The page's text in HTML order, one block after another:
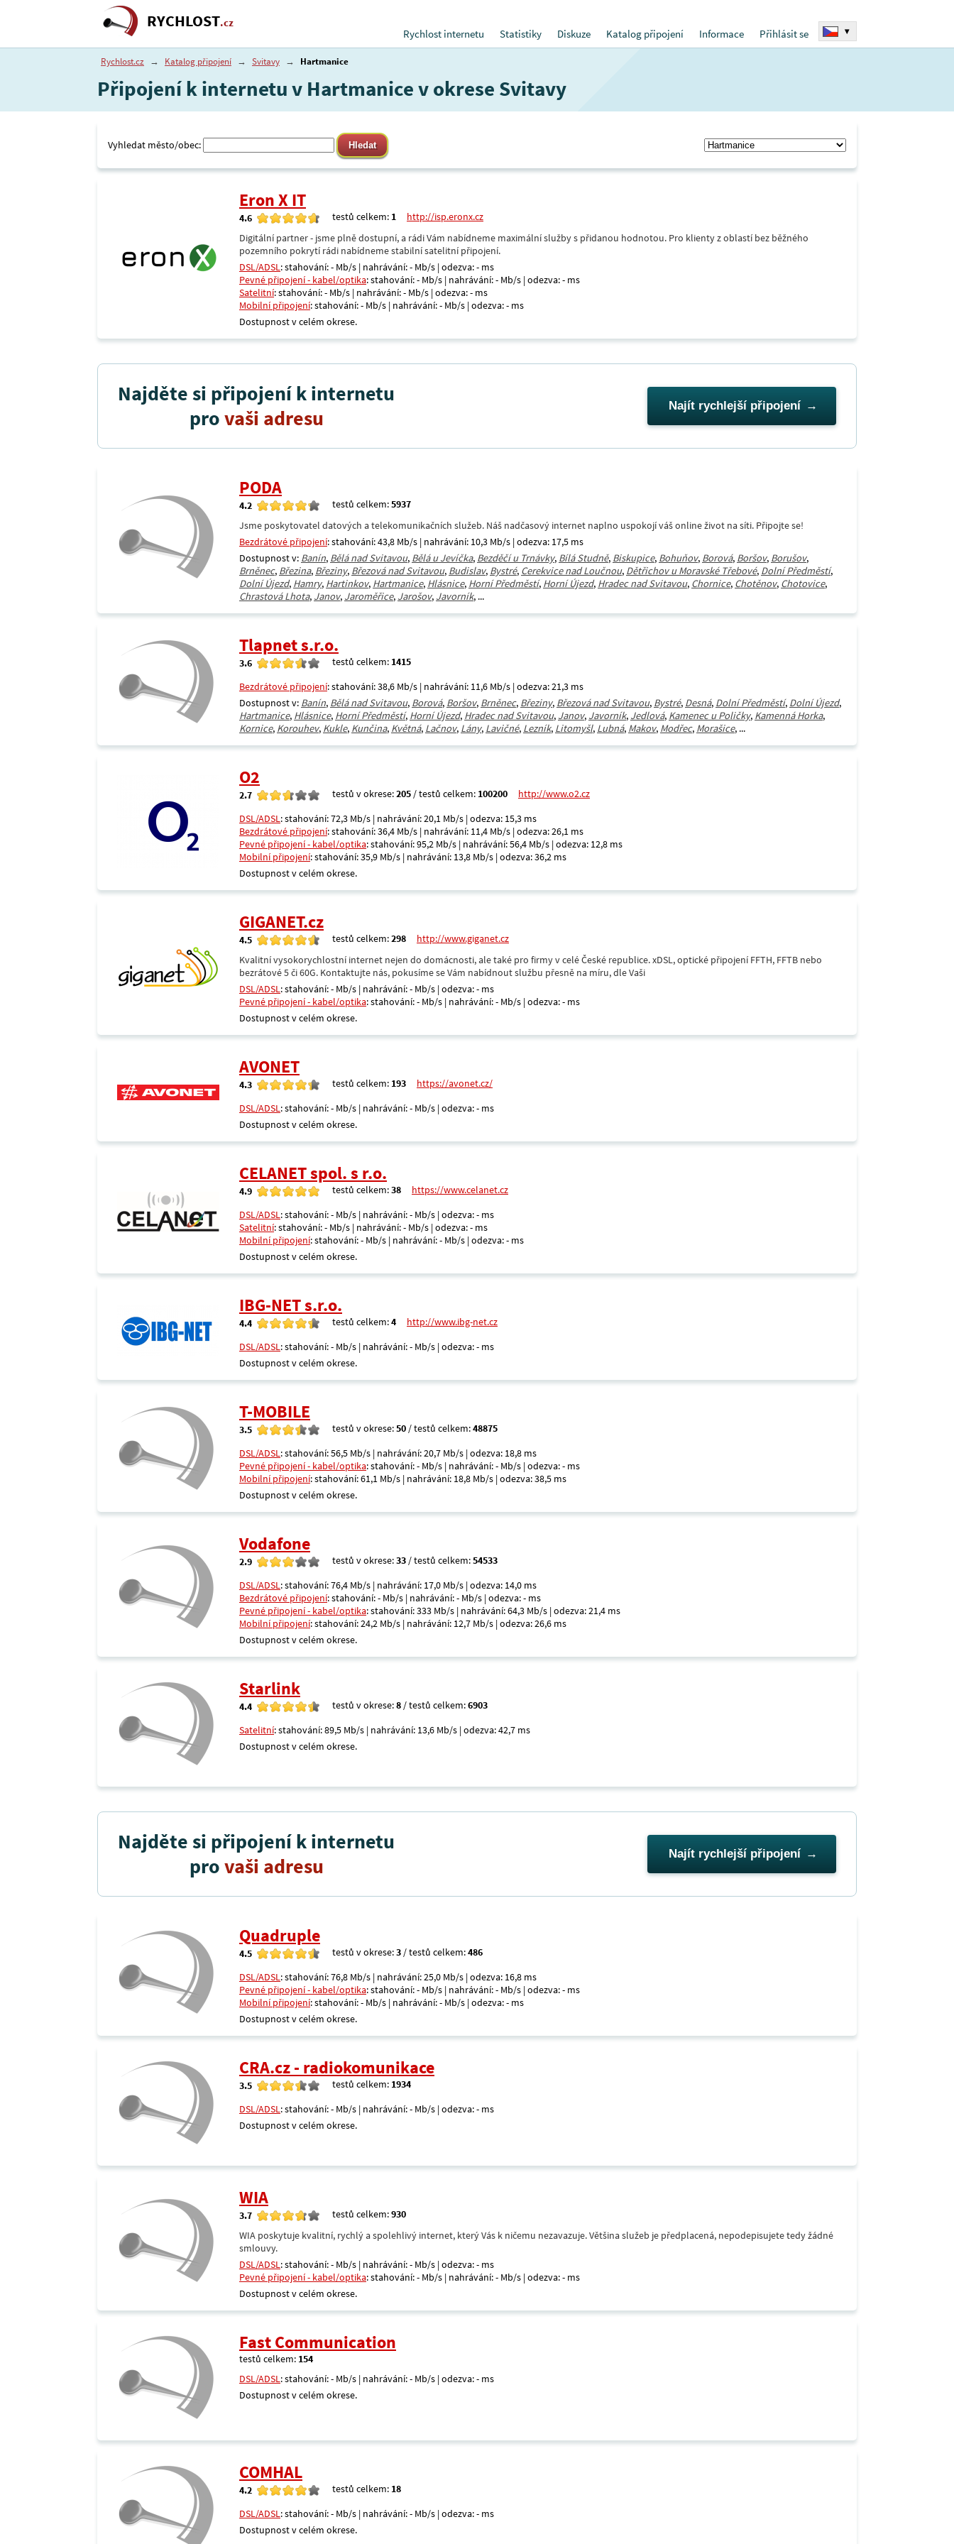
RYCHLOST.cz
Rychlost internetu
Statistiky Diskuze Katalog připojení Informace Přihlásit se ▾
Rychlost.cz → Katalog připojení → Svitavy → Hartmanice
Připojení k internetu v Hartmanice v okrese Svitavy
Vyhledat město/obec:
Eron X IT
4.6 testů celkem: 1
http://isp.eronx.cz
Digitální partner - jsme plně dostupní, a rádi Vám nabídneme maximální služby s přidanou hodnotou. Pro klienty z oblastí bez běžného
pozemního pokrytí rádi nabídneme stabilní satelitní připojení.
DSL/ADSL: stahování: - Mb/s | nahrávání: - Mb/s | odezva: - ms
Pevné připojení - kabel/optika: stahování: - Mb/s | nahrávání: - Mb/s | odezva: - ms
Satelitní: stahování: - Mb/s | nahrávání: - Mb/s | odezva: - ms
Mobilní připojení: stahování: - Mb/s | nahrávání: - Mb/s | odezva: - ms
Dostupnost v celém okrese.
Najděte si připojení k internetu
provaši adresu Najít rychlejší připojení
PODA
4.2 testů celkem:5937
Jsme poskytovatel datových a telekomunikačních služeb. Náš nadčasový internet naplno uspokojí váš online život na síti. Připojte se!
Bezdrátové připojení: stahování: 43,8 Mb/s | nahrávání: 10,3 Mb/s | odezva: 17,5 ms
Dostupnost v: Banín, Bělá nad Svitavou, Bělá u Jevíčka, Bezděčí u Trnávky, Bílá Studně, Biskupice, Bohuňov, Borová, Boršov, Borušov,
Brněnec, Březina, Březiny, Březová nad Svitavou, Budislav, Bystré, Cerekvice nad Loučnou, Dětřichov u Moravské Třebové, Dolní Předměstí,
Dolní Újezd, Hamry, Hartinkov, Hartmanice, Hlásnice, Horní Předměstí, Horní Újezd, Hradec nad Svitavou, Chornice, Chotěnov, Chotovice,
Chrastová Lhota, Janov, Jaroměřice, Jarošov, Javorník, ...
Tlapnet s.r.o.
3.6 testů celkem: 1415
Bezdrátové připojení: stahování: 38,6 Mb/s | nahrávání: 11,6 Mb/s | odezva: 21,3 ms
Dostupnost v: Banín, Bělá nad Svitavou, Borová, Boršov, Brněnec, Březiny, Březová nad Svitavou, Bystré, Desná, Dolní Předměstí, Dolní Újezd,
Hartmanice, Hlásnice, Horní Předměstí, Horní Újezd, Hradec nad Svitavou, Janov, Javorník, Jedlová, Kamenec u Poličky, Kamenná Horka,
Kornice, Korouhev, Kukle, Kunčina, Květná, Lačnov, Lány, Lavičné, Lezník, Litomyšl, Lubná, Makov, Modřec, Morašice, ...
O2
2.7 testů v okrese:205 / testů celkem: 100200
http://www.o2.cz
DSL/ADSL: stahování: 72,3 Mb/s | nahrávání: 20,1 Mb/s | odezva: 15,3 ms
Bezdrátové připojení: stahování: 36,4 Mb/s | nahrávání: 11,4 Mb/s | odezva: 26,1 ms
Pevné připojení - kabel/optika: stahování: 95,2 Mb/s | nahrávání: 56,4 Mb/s | odezva: 12,8 ms
Mobilní připojení: stahování: 35,9 Mb/s | nahrávání: 13,8 Mb/s | odezva: 36,2 ms
Dostupnost v celém okrese.
GIGANET.cz
4.5 testů celkem:298
http://www.giganet.cz
Kvalitní vysokorychlostní internet nejen do domácnosti, ale také pro firmy v celé České republice. xDSL, optické připojení FFTH, FFTB nebo
bezrátové 5 či 60G. Kontaktujte nás, pokusíme se Vám nabídnout službu přesně na míru, dle Vaši
DSL/ADSL: stahování: - Mb/s | nahrávání: - Mb/s | odezva: - ms
Pevné připojení - kabel/optika: stahování: - Mb/s | nahrávání: - Mb/s | odezva: - ms
Dostupnost v celém okrese.
AVONET
4.3 testů celkem: 193
https://avonet.cz/
DSL/ADSL: stahování: - Mb/s | nahrávání: - Mb/s | odezva: - ms
Dostupnost v celém okrese.
CELANET spol. s r.o.
4.9 testů celkem:38
https://www.celanet.cz
DSL/ADSL: stahování: - Mb/s | nahrávání: - Mb/s | odezva: - ms
Satelitní: stahování: - Mb/s | nahrávání: - Mb/s | odezva: - ms
Mobilní připojení: stahování: - Mb/s | nahrávání: - Mb/s | odezva: - ms
Dostupnost v celém okrese.
IBG-NET s.r.o.
4.4 testů celkem:4
http://www.ibg-net.cz
DSL/ADSL: stahování: - Mb/s | nahrávání: - Mb/s | odezva: - ms
Dostupnost v celém okrese.
T-MOBILE
3.5 testů v okrese:50 / testů celkem:48875
DSL/ADSL: stahování: 56,5 Mb/s | nahrávání: 20,7 Mb/s | odezva: 18,8 ms
Pevné připojení - kabel/optika: stahování: - Mb/s | nahrávání: - Mb/s | odezva: - ms
Mobilní připojení: stahování: 61,1 Mb/s | nahrávání: 18,8 Mb/s | odezva: 38,5 ms
Dostupnost v celém okrese.
Vodafone
2.9 testů v okrese:33 / testů celkem:54533
DSL/ADSL: stahování: 76,4 Mb/s | nahrávání: 17,0 Mb/s | odezva: 14,0 ms
Bezdrátové připojení: stahování: - Mb/s | nahrávání: - Mb/s | odezva: - ms
Pevné připojení - kabel/optika: stahování: 333 Mb/s | nahrávání: 64,3 Mb/s | odezva: 21,4 ms
Mobilní připojení: stahování: 24,2 Mb/s | nahrávání: 12,7 Mb/s | odezva: 26,6 ms
Dostupnost v celém okrese.
Starlink
4.4 testů v okrese:8 / testů celkem:6903
Satelitní: stahování: 89,5 Mb/s | nahrávání: 13,6 Mb/s | odezva: 42,7 ms
Dostupnost v celém okrese.
Najděte si připojení k internetu
provaši adresu Najít rychlejší připojení
Quadruple
4.5 testů v okrese:3 / testů celkem:486
DSL/ADSL: stahování: 76,8 Mb/s | nahrávání: 25,0 Mb/s | odezva: 16,8 ms
Pevné připojení - kabel/optika: stahování: - Mb/s | nahrávání: - Mb/s | odezva: - ms
Mobilní připojení: stahování: - Mb/s | nahrávání: - Mb/s | odezva: - ms
Dostupnost v celém okrese.
CRA.cz - radiokomunikace
3.5 testů celkem: 1934
DSL/ADSL: stahování: - Mb/s | nahrávání: - Mb/s | odezva: - ms
Dostupnost v celém okrese.
WIA
3.7 testů celkem:930
WIA poskytuje kvalitní, rychlý a spolehlivý internet, který Vás k ničemu nezavazuje. Většina služeb je předplacená, nepodepisujete tedy žádné
smlouvy.
DSL/ADSL: stahování: - Mb/s | nahrávání: - Mb/s | odezva: - ms
Pevné připojení - kabel/optika: stahování: - Mb/s | nahrávání: - Mb/s | odezva: - ms
Dostupnost v celém okrese.
Fast Communication
testů celkem: 154
DSL/ADSL: stahování: - Mb/s | nahrávání: - Mb/s | odezva: - ms
Dostupnost v celém okrese.
COMHAL
4.2 testů celkem: 18
DSL/ADSL: stahování: - Mb/s | nahrávání: - Mb/s | odezva: - ms
Dostupnost v celém okrese.